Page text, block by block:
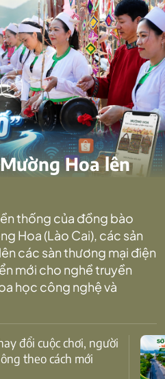
Hoa lên
thống của đồng bào
Hoa (Lào Cai), các sản
các sàn thương mại điện
mới cho nghề truyền
học công nghệ và
theo cách mới